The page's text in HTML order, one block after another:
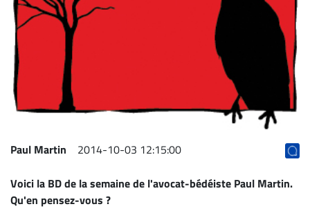
Campus
Carrière
Archives
CARRIÈRE
ET
ET
JURISTES
Paul Martin 2014-10-03 12:15:00
Voici la BD de la semaine de l'avocat-bédéiste Paul Martin.
Qu'en pensez-vous ?